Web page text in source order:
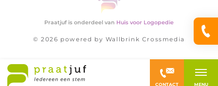
Praatjuf is onderdeel van Huis voor Logopedie
© 2026 powered by Wallbrink Crossmedia
CONTACT MENU